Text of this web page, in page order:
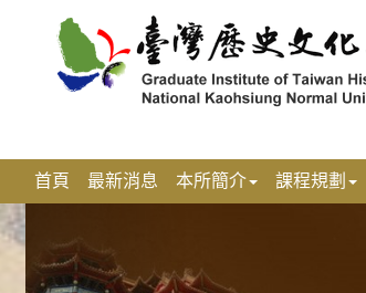
區
塊
首頁 最新消息 本所簡介 課程規劃
一